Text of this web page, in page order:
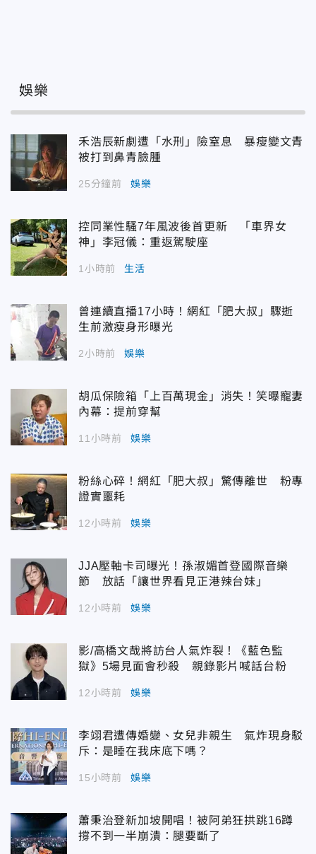
娛樂
禾浩辰新劇遭「水刑」險窒息 暴瘦變文青
被打到鼻青臉腫
25分鐘前 娛樂
控同業性騷7年風波後首更新 「車界女
神」李冠儀：重返駕駛座
1小時前 生活
曾連續直播17小時！網紅「肥大叔」驟逝
生前激瘦身形曝光
2小時前 娛樂
胡瓜保險箱「上百萬現金」消失！笑曝寵妻
內幕：提前穿幫
11小時前 娛樂
粉絲心碎！網紅「肥大叔」驚傳離世 粉專
證實噩耗
12小時前 娛樂
JJA壓軸卡司曝光！孫淑媚首登國際音樂
節 放話「讓世界看見正港辣台妹」
12小時前 娛樂
影/高橋文哉將訪台人氣炸裂！《藍色監
獄》5場見面會秒殺 親錄影片喊話台粉
12小時前 娛樂
李翊君遭傳婚變、女兒非親生 氣炸現身駁
斥：是睡在我床底下嗎？
15小時前 娛樂
蕭秉治登新加坡開唱！被阿弟狂拱跳16蹲
撐不到一半崩潰：腿要斷了